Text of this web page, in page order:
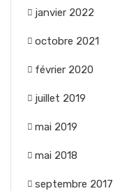
janvier 2022
octobre 2021
février 2020
juillet 2019
mai 2019
mai 2018
septembre 2017